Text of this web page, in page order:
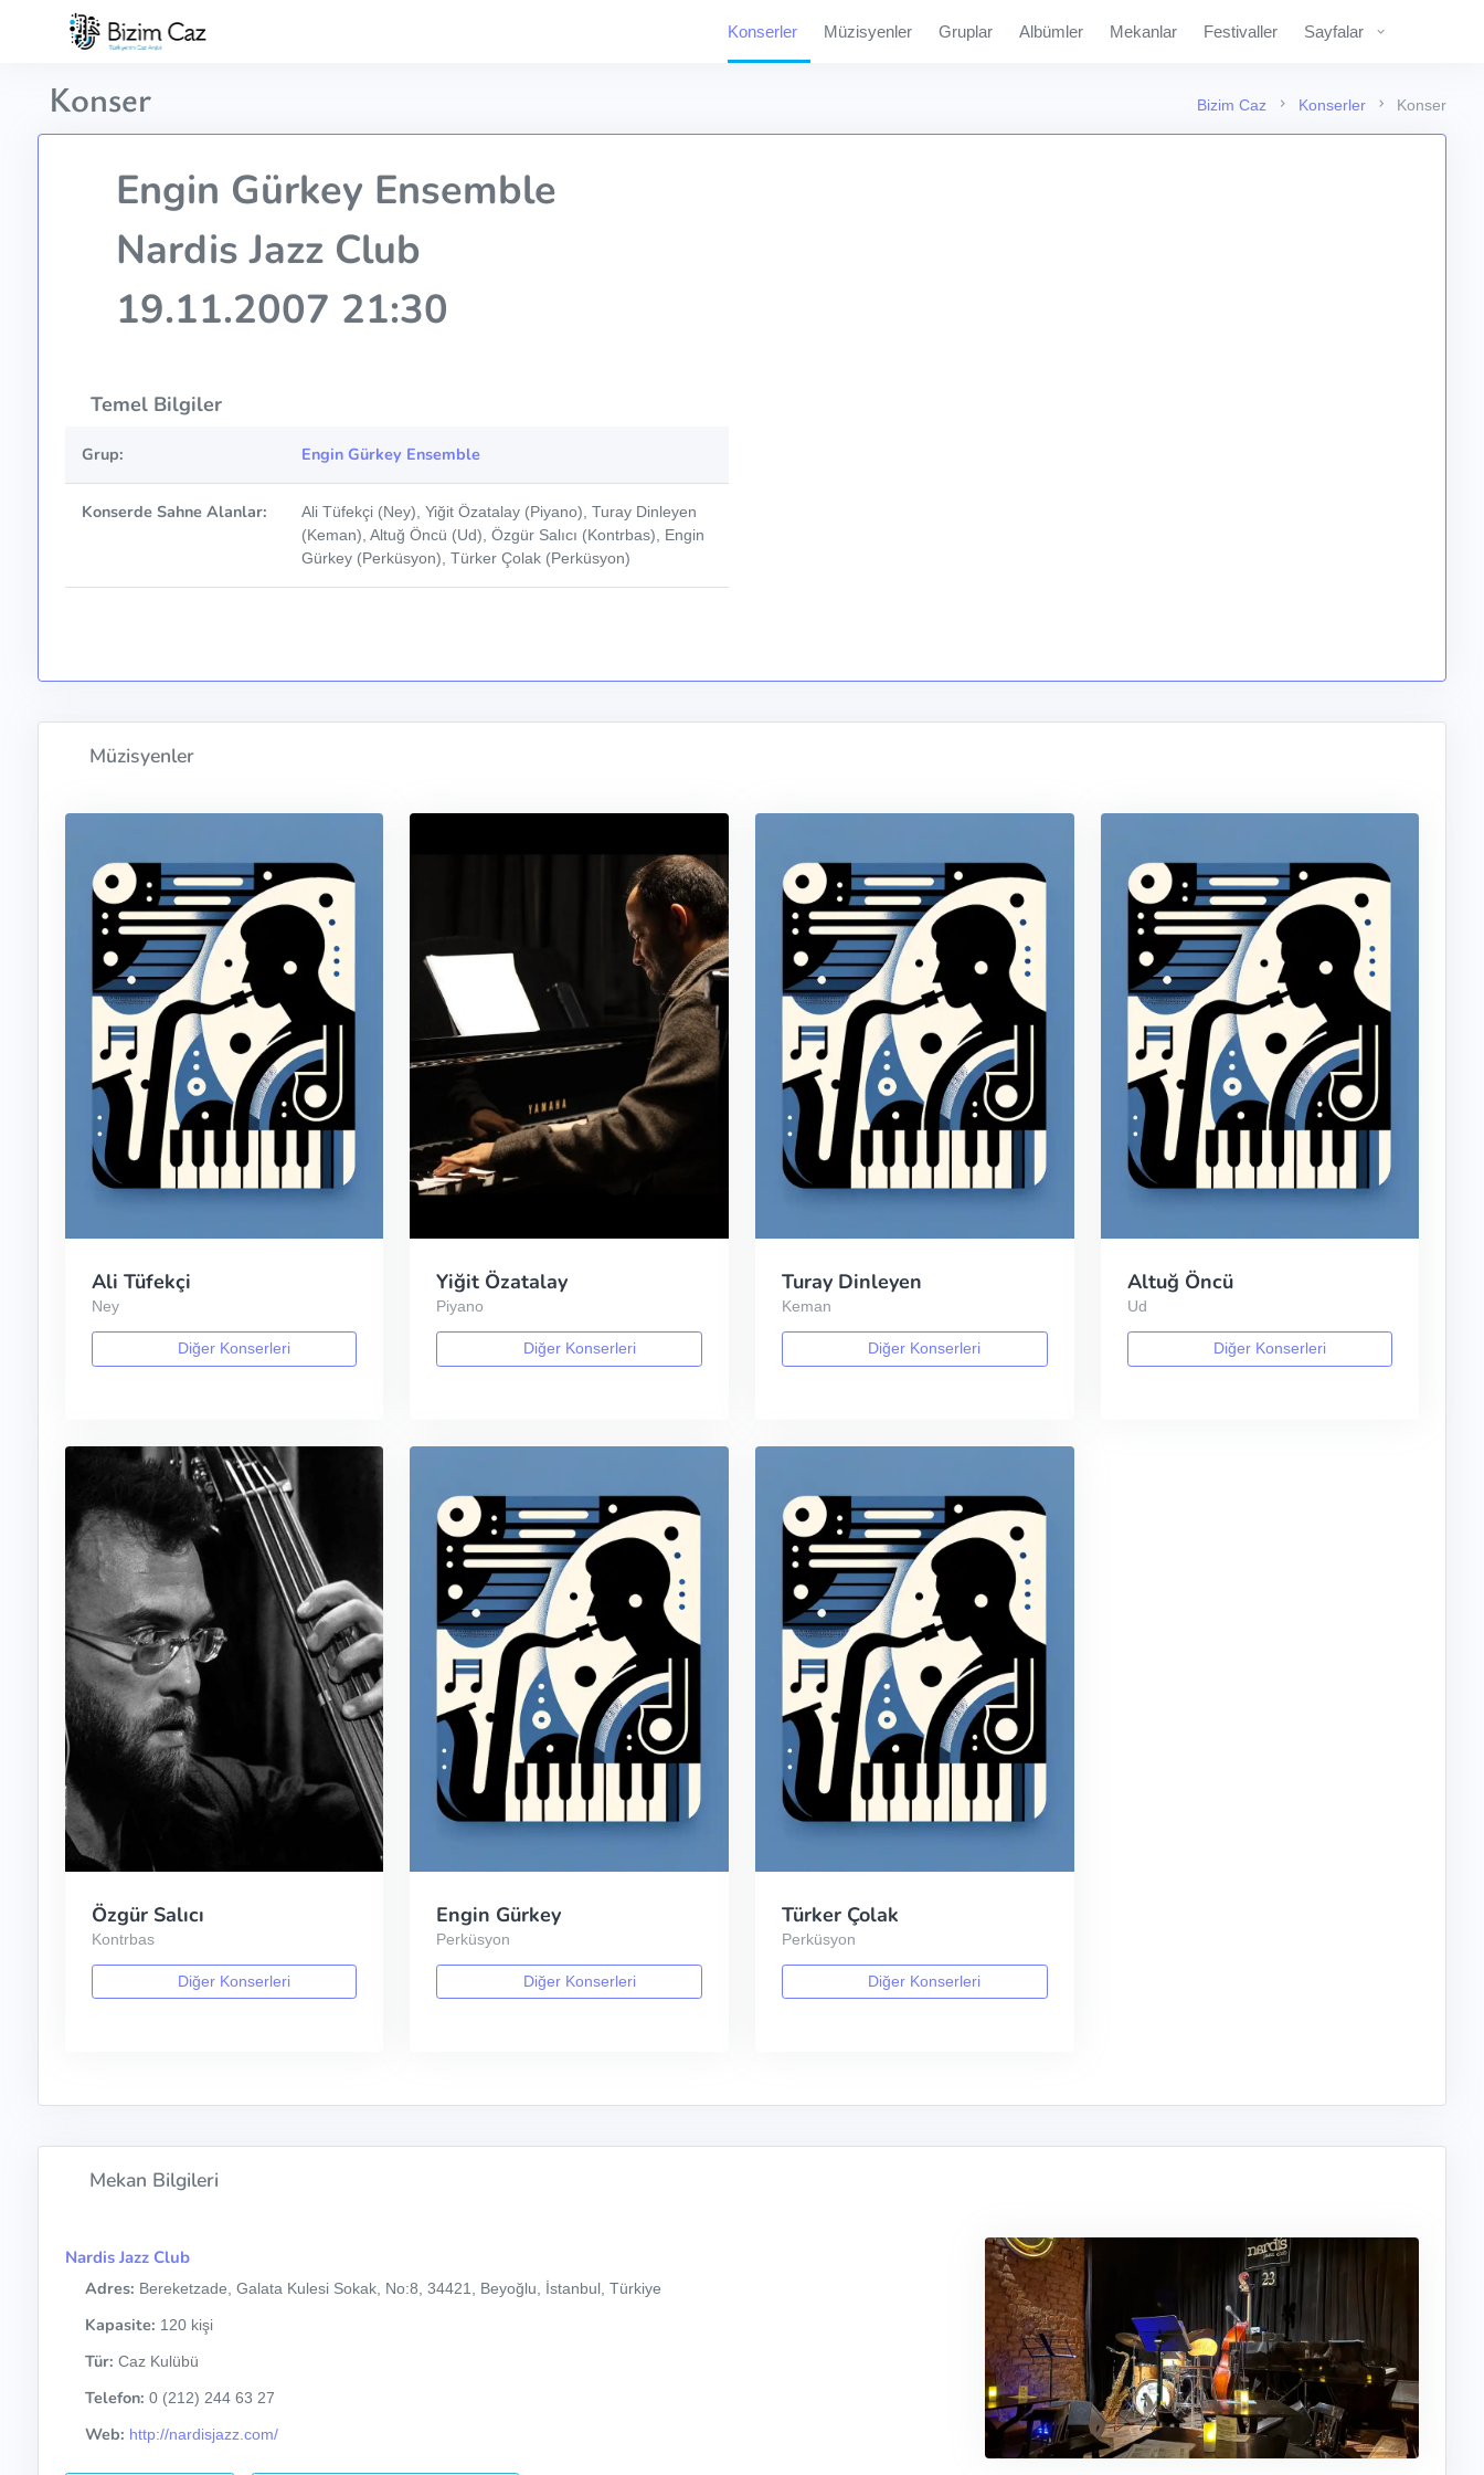
Konserler Müzisyenler Gruplar Albümler Mekanlar Festivaller Sayfalar
Bizim Caz Konserler Konser
Konser
Engin Gürkey Ensemble
Nardis Jazz Club
19.11.2007 21:30
Temel Bilgiler
Grup: Engin Gürkey Ensemble
Konserde Sahne Alanlar:
Ali Tüfekçi (Ney), Yiğit Özatalay (Piyano), Turay Dinleyen
(Keman), Altuğ Öncü (Ud), Özgür Salıcı (Kontrbas), Engin
Gürkey (Perküsyon), Türker Çolak (Perküsyon)
Müzisyenler
Ali Tüfekçi
Ney
Diğer Konserleri
Yiğit Özatalay
Piyano
Diğer Konserleri
Turay Dinleyen
Keman
Diğer Konserleri
Altuğ Öncü
Ud
Diğer Konserleri
Özgür Salıcı
Kontrbas
Diğer Konserleri
Engin Gürkey
Perküsyon
Diğer Konserleri
Türker Çolak
Perküsyon
Diğer Konserleri
Mekan Bilgileri
Nardis Jazz Club
Adres: Bereketzade, Galata Kulesi Sokak, No:8, 34421, Beyoğlu, İstanbul, Türkiye
Kapasite: 120 kişi
Tür: Caz Kulübü
Telefon: 0 (212) 244 63 27
Web: http://nardisjazz.com/